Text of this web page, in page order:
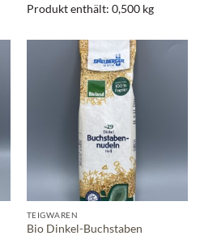
Produkt enthält: 0,500 kg
TEIGWAREN
Bio Dinkel-Buchstaben